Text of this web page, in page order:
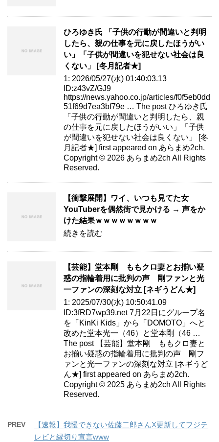
ひろゆき氏 「子供の行動が間違いと判明
したら、親の仕事を元に戻したほうがい
い」「子供が間違いを犯せない社会は良
くない」 [冬月記者★]
1: 2026/05/27(水) 01:40:03.13
ID:z43vZ/GJ9
https://news.yahoo.co.jp/articles/f0f5eb0dd
51f69d7ea3bf79e … The post ひろゆき氏
「子供の行動が間違いと判明したら、親
の仕事を元に戻したほうがいい」「子供
が間違いを犯せない社会は良くない」 [冬
月記者★] first appeared on あらまめ2ch.
Copyright © 2026 あらまめ2ch All Rights
Reserved.
【衝撃展開】ワイ、いつも見てた女
YouTuberを偶然街で見かける → 声をか
けた結果ｗｗｗｗｗｗｗｗ
続きを読む
【芸能】堂本剛 ももクロ妻とお揃い疑
惑の指輪着用に批判の声 剛ファンと光
一ファンの深刻な対立 [ネギうどん★]
1: 2025/07/30(水) 10:50:41.09
ID:3fRD7wp39.net 7月22日にグループ名
を「KinKi Kids」から「DOMOTO」へと
改めた堂本光一（46）と堂本剛（46 …
The post 【芸能】堂本剛 ももクロ妻と
お揃い疑惑の指輪着用に批判の声 剛フ
ァンと光一ファンの深刻な対立 [ネギうど
ん★] first appeared on あらまめ2ch.
Copyright © 2025 あらまめ2ch All Rights
Reserved.
PREV
【速報】我慢できない佐藤二郎さんX更新してフジテ
レビと縁切り宣言www